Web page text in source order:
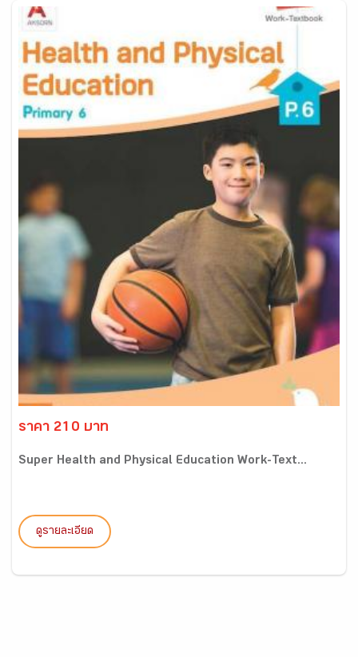
ราคา 210 บาท
Super Health and Physical Education Work-Text...
ดูรายละเอียด